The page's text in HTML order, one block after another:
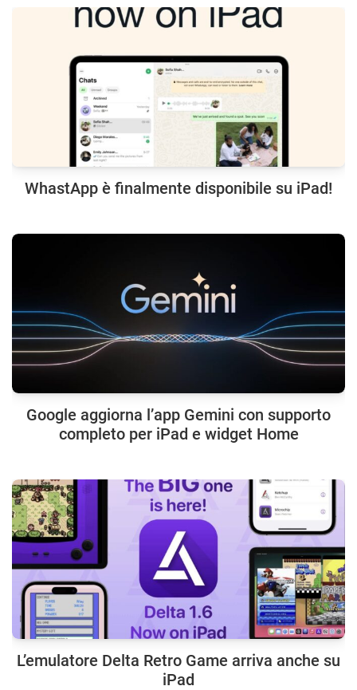
WhastApp è finalmente disponibile su iPad!
Google aggiorna l’app Gemini con supporto
completo per iPad e widget Home
L’emulatore Delta Retro Game arriva anche su
iPad